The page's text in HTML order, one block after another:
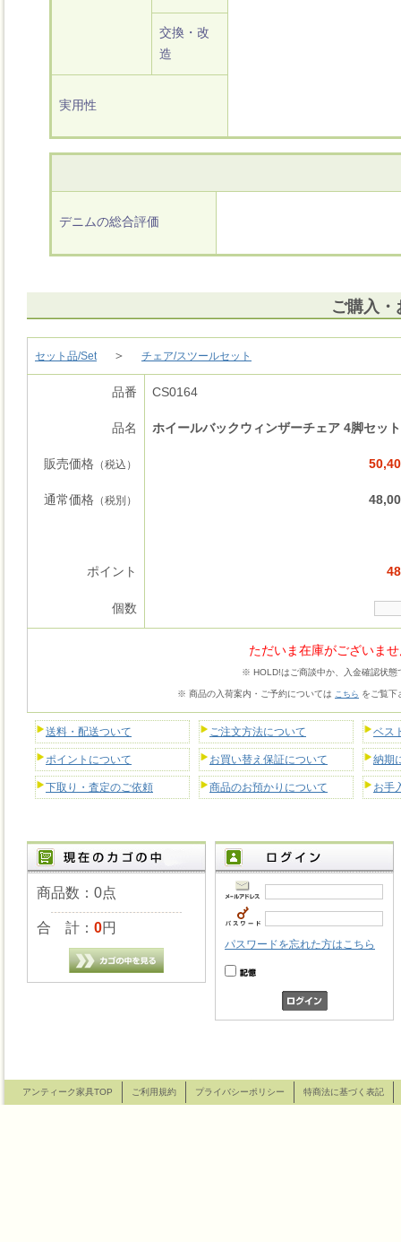
交換・改
造
実用性
デニムの総合評価
ご購入
セット品/Set＞ チェア/スツールセット
品番 CS0164
品名 ホイールバックウィンザーチェア 4脚セット
販売価格 （税込）
通常価格 （税別）
ポイント
個数
ただいま在庫がございま
※ HOLD!はご商談中か、入金確認状態
※ 商品の入荷案内・ご予約については こちら をご覧下
送料・配送ついて ご注文方法について ベス
ポイントについて お買い替え保証について 納期
下取り・査定のご依頼 商品のお預かりについて お手
商品数：0点
合 計： 0円
パスワードを忘れた方はこちら
アンティーク家具TOP ご利用規約 プライバシーポリシー 特商法に基づく表記